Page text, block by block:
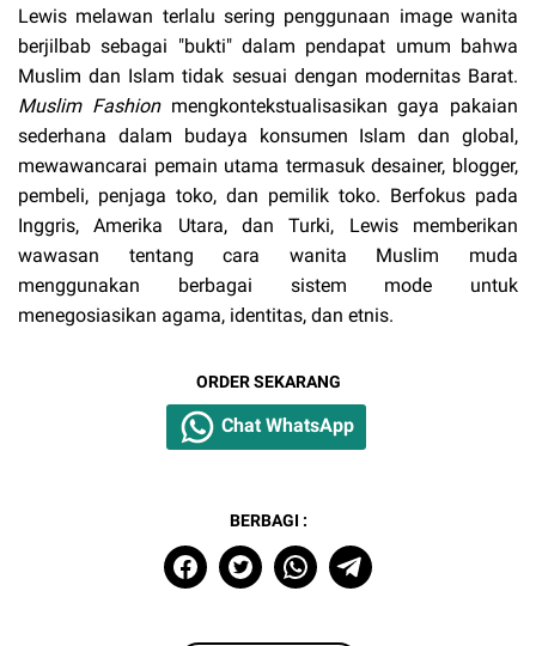
Lewis melawan terlalu sering penggunaan image wanita
berjilbab sebagai "bukti" dalam pendapat umum bahwa
Muslim dan Islam tidak sesuai dengan modernitas Barat.
Muslim Fashionmengkontekstualisasikan gaya pakaian
sederhana dalam budaya konsumen Islam dan global,
mewawancarai pemain utama termasuk desainer, blogger,
pembeli, penjaga toko, dan pemilik toko. Berfokus pada
Inggris, Amerika Utara, dan Turki, Lewis memberikan
wawasan tentang cara wanita Muslim muda
menggunakan berbagai sistem mode untuk
menegosiasikan agama, identitas, dan etnis.
ORDER SEKARANG
Chat WhatsApp
BERBAGI :